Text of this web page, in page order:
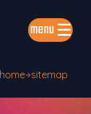
menu
home sitemap